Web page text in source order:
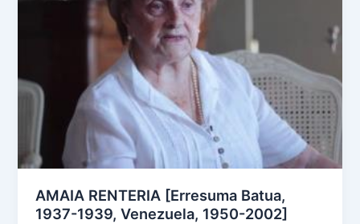
AMAIA RENTERIA [Erresuma Batua,
1937-1939, Venezuela, 1950-2002]